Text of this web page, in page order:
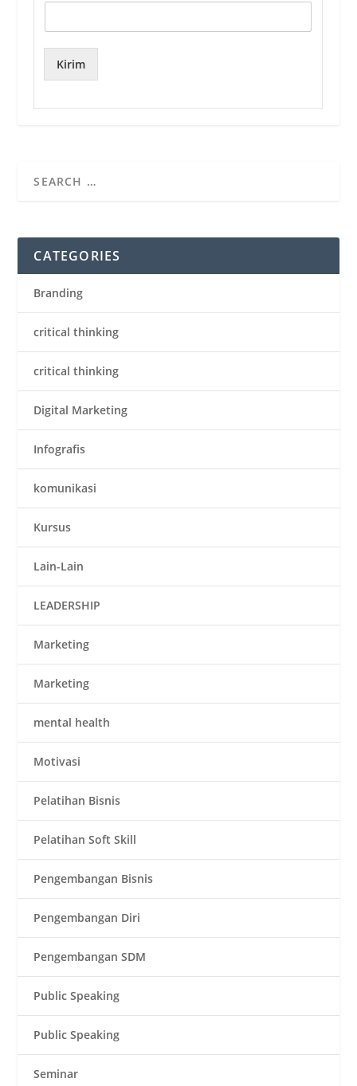
Kirim
CATEGORIES
Branding
critical thinking
critical thinking
Digital Marketing
Infografis
komunikasi
Kursus
Lain-Lain
LEADERSHIP
Marketing
Marketing
mental health
Motivasi
Pelatihan Bisnis
Pelatihan Soft Skill
Pengembangan Bisnis
Pengembangan Diri
Pengembangan SDM
Public Speaking
Public Speaking
Seminar